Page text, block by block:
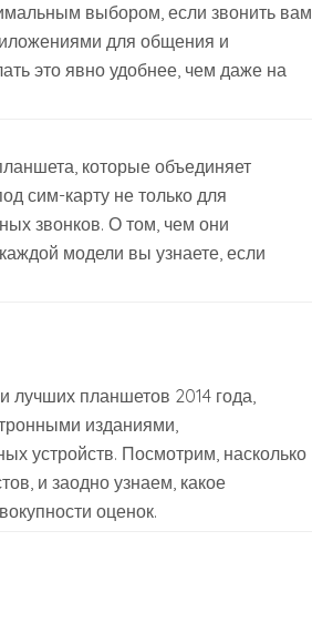
выбором, если звонить вам
для общения и
это явно удобнее, чем даже на
которые объединяет
сим-карту не только для
звонков. О том, чем они
модели вы узнаете, если
лучших планшетов 2014 года,
изданиями,
устройств. Посмотрим, насколько
и заодно узнаем, какое
оценок.